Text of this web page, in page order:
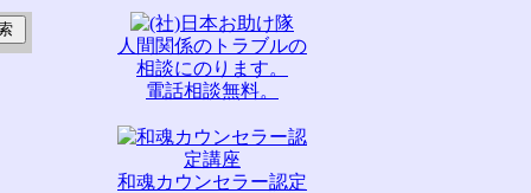
人間関係のトラブルの
相談にのります。
電話相談無料。
和魂カウンセラー認定